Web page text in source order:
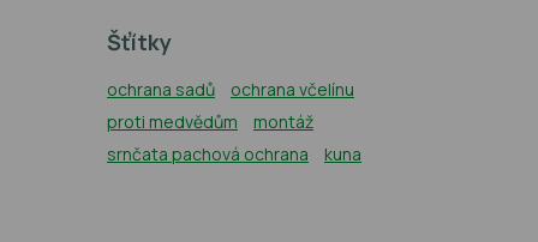
Šťítky
ochrana sadů
ochrana včelínu
proti medvědům
montáž
srnčata pachová ochrana
kuna